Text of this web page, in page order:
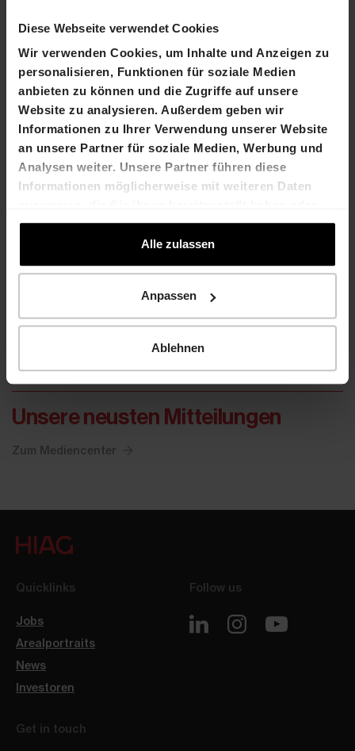
Diese Webseite verwendet Cookies
Wir verwenden Cookies, um Inhalte und Anzeigen zu
personalisieren, Funktionen für soziale Medien
anbieten zu können und die Zugriffe auf unsere
Website zu analysieren. Außerdem geben wir
Informationen zu Ihrer Verwendung unserer Website
an unsere Partner für soziale Medien, Werbung und
Analysen weiter. Unsere Partner führen diese
Informationen möglicherweise mit weiteren Daten
die sie im Rahmen Ihrer Nutzung der Dienste
Alle zulassen
Anpassen
Ablehnen
Halbjahresbericht 2025
1.94 MB
PDF
Geschäftsbericht 2024
9.21 MB
Halbjahresbericht 2024
PDF
Unsere neusten Mitteilungen
Zum Mediencenter
Quicklinks
Jobs
Arealportraits
News
Investoren
Follow us
Get in touch